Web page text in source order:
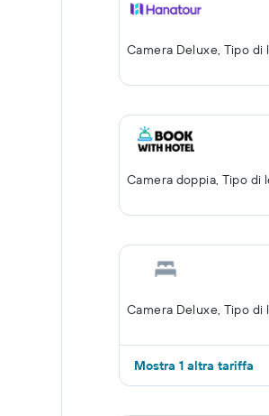
Camera Deluxe, Tipo
Camera doppia, Tipo di
Camera Deluxe, Tipo
Mostra 1 altra tariffa